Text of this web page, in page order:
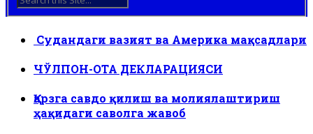
Судандаги вазият ва Америка мақсадлари
ЧЎЛПОН-ОТА ДЕКЛАРАЦИЯСИ
Қарзга савдо қилиш ва молиялаштириш
ҳақидаги саволга жавоб